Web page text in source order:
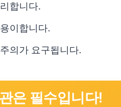
합니다.
이합니다.
의가 요구됩니다.
은 필수입니다!